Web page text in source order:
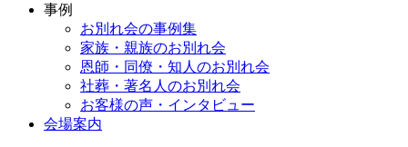
事例
お別れ会の事例集
家族・親族のお別れ会
恩師・同僚・知人のお別れ会
社葬・著名人のお別れ会
お客様の声・インタビュー
会場案内